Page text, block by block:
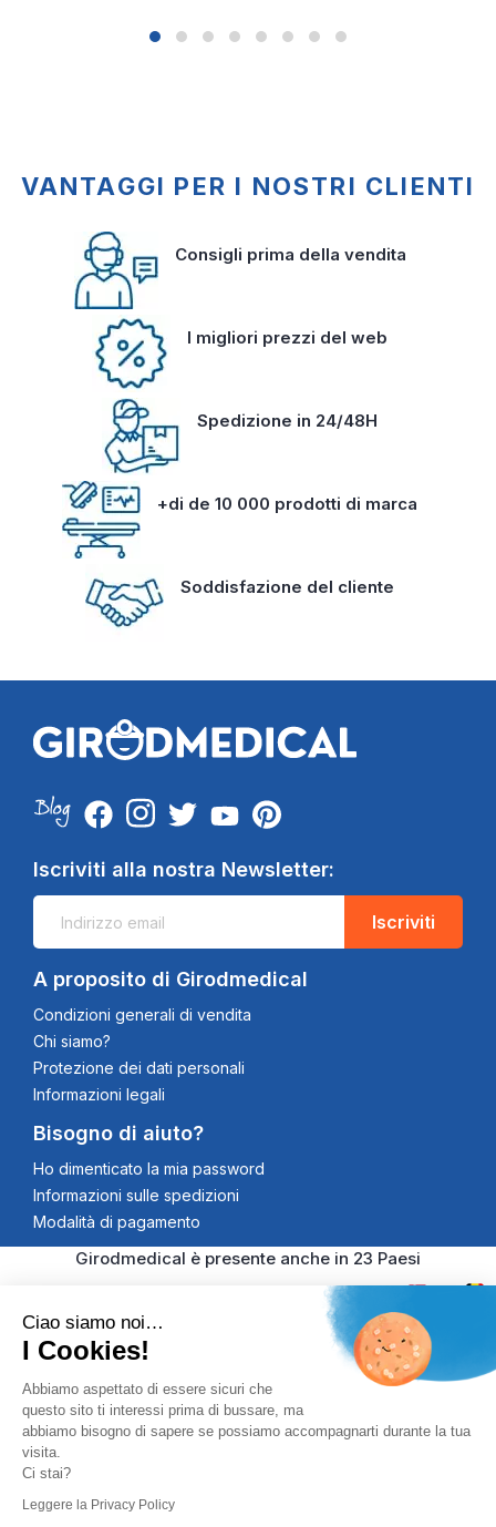
VANTAGGI PER I NOSTRI CLIENTI
Consigli prima della vendita
I migliori prezzi del web
Spedizione in 24/48H
+di de 10 000 prodotti di marca
Soddisfazione del cliente
Iscriviti alla nostra Newsletter:
Iscriviti
A proposito di Girodmedical
Condizioni generali di vendita
Chi siamo?
Protezione dei dati personali
Informazioni legali
Bisogno di aiuto?
Ho dimenticato la mia password
Informazioni sulle spedizioni
Modalità di pagamento
Girodmedical è presente anche in 23 Paesi
© 2026 Girodmedical. Tutti i diritti riservati. Partita IVA
00344269998
Pagamento 100% Securizzato
Ciao siamo noi…
I Cookies!
Abbiamo aspettato di essere sicuri che
questo sito ti interessi prima di bussare, ma
abbiamo bisogno di sapere se possiamo accompagnarti durante la tua
visita.
Ci stai?
Leggere la Privacy Policy